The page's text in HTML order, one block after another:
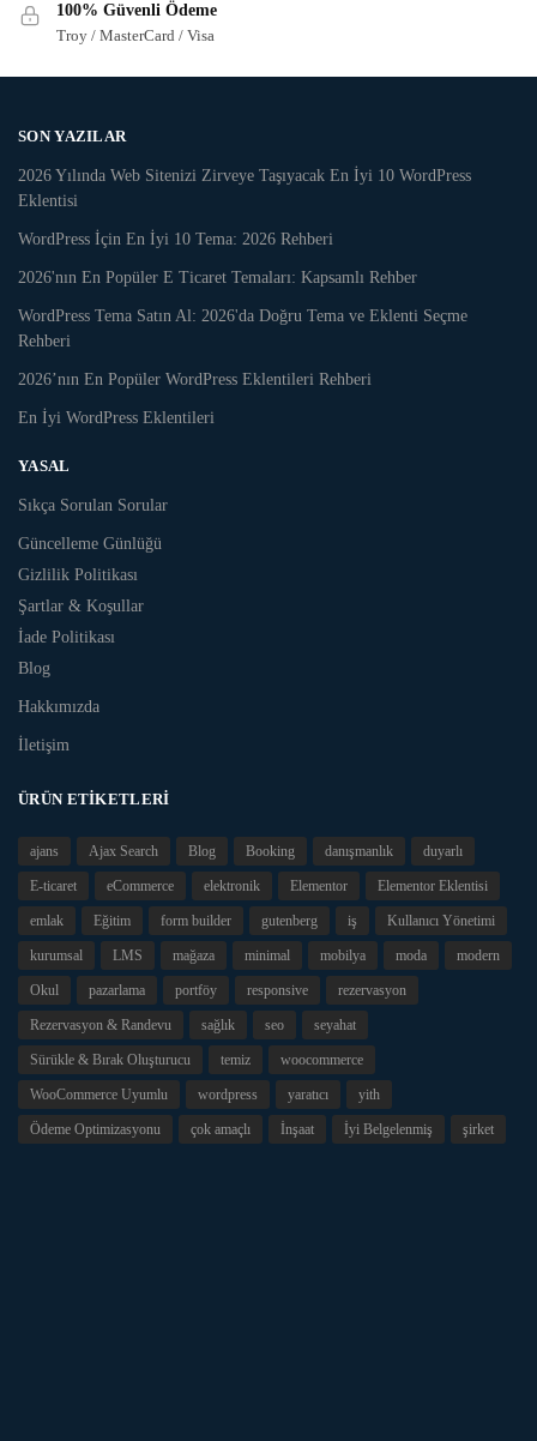
100% Güvenli Ödeme
Troy / MasterCard / Visa
SON YAZILAR
2026 Yılında Web Sitenizi Zirveye Taşıyacak En İyi 10 WordPress
Eklentisi
WordPress İçin En İyi 10 Tema: 2026 Rehberi
2026'nın En Popüler E Ticaret Temaları: Kapsamlı Rehber
WordPress Tema Satın Al: 2026'da Doğru Tema ve Eklenti Seçme
Rehberi
2026’nın En Popüler WordPress Eklentileri Rehberi
En İyi WordPress Eklentileri
YASAL
Sıkça Sorulan Sorular
Güncelleme Günlüğü
Gizlilik Politikası
Şartlar & Koşullar
İade Politikası
Blog
Hakkımızda
İletişim
ÜRÜN ETIKETLERI
ajans Ajax Search Blog Booking danışmanlık duyarlı
E-ticaret eCommerce elektronik Elementor Elementor Eklentisi
emlak Eğitim form builder gutenberg iş Kullanıcı Yönetimi
kurumsal LMS mağaza minimal mobilya moda modern
Okul pazarlama portföy responsive rezervasyon
Rezervasyon & Randevu sağlık seo seyahat
Sürükle & Bırak Oluşturucu temiz woocommerce
WooCommerce Uyumlu wordpress yaratıcı yith
Ödeme Optimizasyonu çok amaçlı İnşaat İyi Belgelenmiş şirket